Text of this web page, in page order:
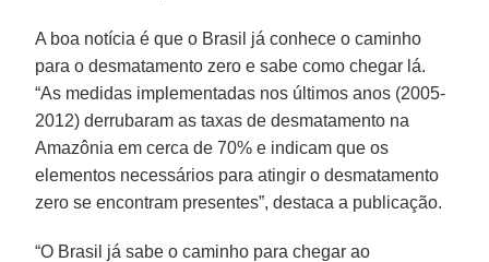
A boa notícia é que o Brasil já conhece o caminho
para o desmatamento zero e sabe como chegar lá.
“As medidas implementadas nos últimos anos (2005-
2012) derrubaram as taxas de desmatamento na
Amazônia em cerca de 70% e indicam que os
elementos necessários para atingir o desmatamento
zero se encontram presentes”, destaca a publicação.
“O Brasil já sabe o caminho para chegar ao